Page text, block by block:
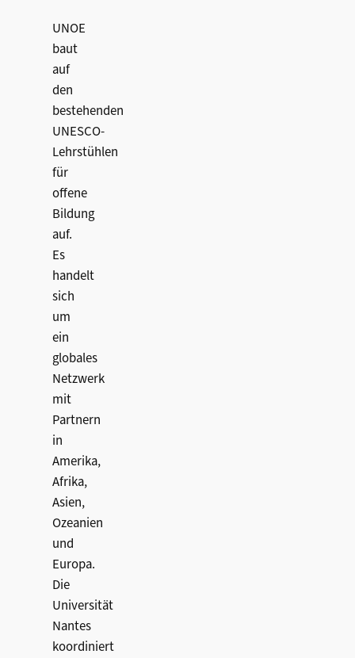
UNOE
baut
auf
den
bestehenden
UNESCO-
Lehrstühlen
für
offene
Bildung
auf.
Es
handelt
sich
um
ein
globales
Netzwerk
mit
Partnern
in
Amerika,
Afrika,
Asien,
Ozeanien
und
Europa.
Die
Universität
Nantes
koordiniert